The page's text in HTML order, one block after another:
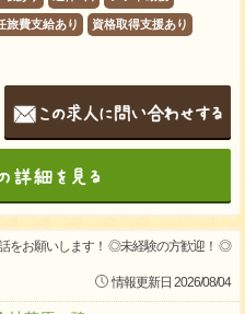
旅費支給あり 資格取得支援あり
をお願いします！ ◎未経験の方歓迎！ ◎
情報更新日 2026/08/04